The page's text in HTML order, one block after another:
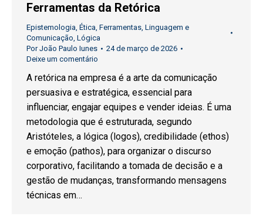
Ferramentas da Retórica
Epistemologia, Ética, Ferramentas, Linguagem e
Comunicação, Lógica
PorJoão Paulo Iunes
24 de março de 2026
Deixe um comentário
A retórica na empresa é a arte da comunicação
persuasiva e estratégica, essencial para
influenciar, engajar equipes e vender ideias. É uma
metodologia que é estruturada, segundo
Aristóteles, a lógica (logos), credibilidade (ethos)
e emoção (pathos), para organizar o discurso
corporativo, facilitando a tomada de decisão e a
gestão de mudanças, transformando mensagens
técnicas em…